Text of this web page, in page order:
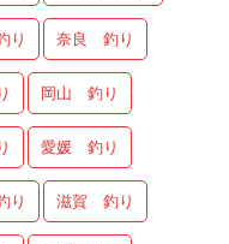
り 奈良 釣り
岡山 釣り
愛媛 釣り
り 滋賀 釣り